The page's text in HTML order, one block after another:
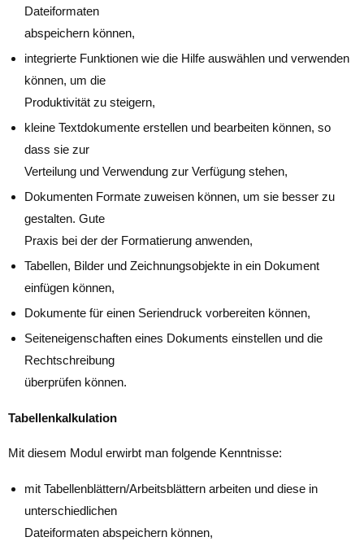
Dateiformaten
abspeichern können,
integrierte Funktionen wie die Hilfe auswählen und verwenden
können, um die
Produktivität zu steigern,
kleine Textdokumente erstellen und bearbeiten können, so
dass sie zur
Verteilung und Verwendung zur Verfügung stehen,
Dokumenten Formate zuweisen können, um sie besser zu
gestalten. Gute
Praxis bei der der Formatierung anwenden,
Tabellen, Bilder und Zeichnungsobjekte in ein Dokument
einfügen können,
Dokumente für einen Seriendruck vorbereiten können,
Seiteneigenschaften eines Dokuments einstellen und die
Rechtschreibung
überprüfen können.
Tabellenkalkulation
Mit diesem Modul erwirbt man folgende Kenntnisse:
mit Tabellenblättern/Arbeitsblättern arbeiten und diese in
unterschiedlichen
Dateiformaten abspeichern können,